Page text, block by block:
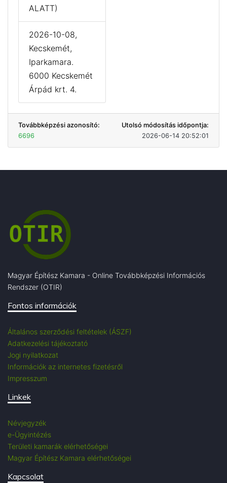
ALATT)
2026-10-08,
Kecskemét,
Iparkamara.
6000 Kecskemét
Árpád krt. 4.
Továbbképzési azonosító:
6696
Utolsó módosítás időpontja:
2026-06-14 20:52:01
Magyar Építész Kamara - Online Továbbképzési Információs
Rendszer (OTIR)
Fontos információk
Általános szerződési feltételek (ÁSZF)
Adatkezelési tájékoztató
Jogi nyilatkozat
Információk az internetes fizetésről
Impresszum
Linkek
Névjegyzék
e-Ügyintézés
Területi kamarák elérhetőségei
Magyar Építész Kamara elérhetőségei
Kapcsolat